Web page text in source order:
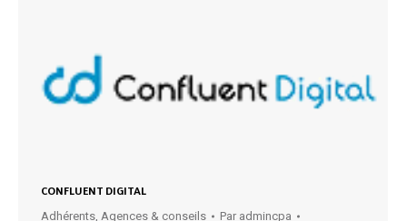
CONFLUENT DIGITAL
Adhérents, Agences & conseils Par admincpa